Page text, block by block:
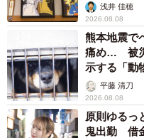
長袖と比較した結果、「
アームカバーを選びまし
と暑く感じたかもしれま
事前の情報収集で役立っ
「『さっと荷物を収納す
浅井 佳穂
2026.08.08
熊本地震で
痛め… 被災
示する「動
平藤 清刀
2026.08.08
原則ゆる
鬼出勤 借